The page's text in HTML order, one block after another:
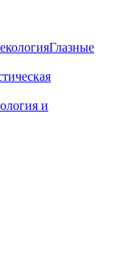
Глазные
и